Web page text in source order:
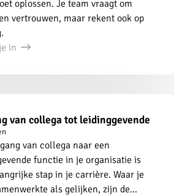
oplossen. Je team vraagt om
vertrouwen, maar rekent ook op
in
van collega tot leidinggevende
van collega naar een
functie in je organisatie is
stap in je carrière. Waar je
als gelijken, zijn de